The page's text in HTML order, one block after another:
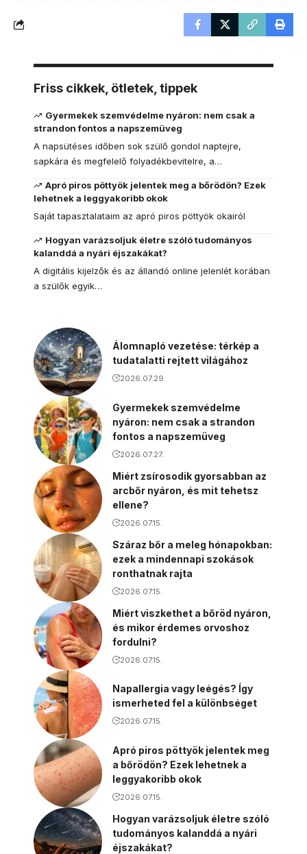
Friss cikkek, ötletek, tippek
Gyermekek szemvédelme nyáron: nem csak a
strandon fontos a napszemüveg
A napsütéses időben sok szülő gondol naptejre,
sapkára és megfelelő folyadékbevitelre, a…
Apró piros pöttyök jelentek meg a bőrödön? Ezek
lehetnek a leggyakoribb okok
Saját tapasztalataim az apró piros pöttyök okairól
Hogyan varázsoljuk életre szóló tudományos
kalanddá a nyári éjszakákat?
A digitális kijelzők és az állandó online jelenlét korában
a szülők egyik…
Álomnapló vezetése: térkép a
tudatalatti rejtett világához
2026.07.29.
Gyermekek szemvédelme
nyáron: nem csak a strandon
fontos a napszemüveg
2026.07.27.
Miért zsírosodik gyorsabban az
arcbőr nyáron, és mit tehetsz
ellene?
2026.07.15.
Száraz bőr a meleg hónapokban:
ezek a mindennapi szokások
ronthatnak rajta
2026.07.15.
Miért viszkethet a bőröd nyáron,
és mikor érdemes orvoshoz
fordulni?
2026.07.15.
Napallergia vagy leégés? Így
ismerheted fel a különbséget
2026.07.15.
Apró piros pöttyök jelentek meg
a bőrödön? Ezek lehetnek a
leggyakoribb okok
2026.07.15.
Hogyan varázsoljuk életre szóló
tudományos kalanddá a nyári
éjszakákat?